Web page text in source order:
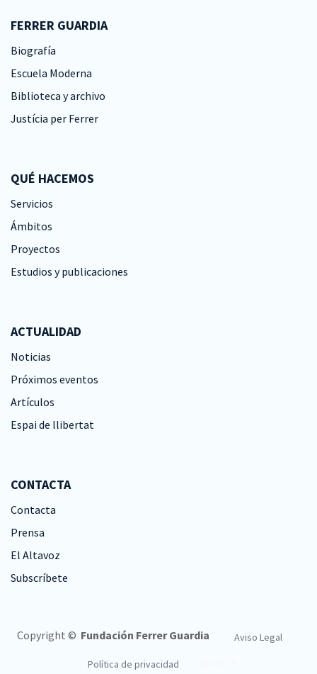
FERRER GUARDIA
Biografía
Escuela Moderna
Biblioteca y archivo
Justícia per Ferrer
QUÉ HACEMOS
Servicios
Ámbitos
Proyectos
Estudios y publicaciones
ACTUALIDAD
Noticias
Próximos eventos
Artículos
Espai de llibertat
CONTACTA
Contacta
Prensa
El Altavoz
Subscríbete
Copyright © Fundación Ferrer Guardia Aviso Legal
Política de privacidad